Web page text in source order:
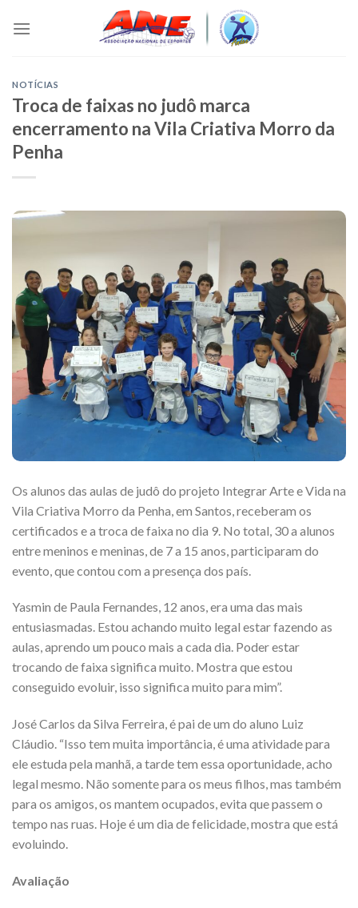
NOTÍCIAS
Troca de faixas no judô marca
encerramento na Vila Criativa Morro da
Penha
Os alunos das aulas de judô do projeto Integrar Arte e Vida na
Vila Criativa Morro da Penha, em Santos, receberam os
certificados e a troca de faixa no dia 9. No total, 30 a alunos
entre meninos e meninas, de 7 a 15 anos, participaram do
evento, que contou com a presença dos país.
Yasmin de Paula Fernandes, 12 anos, era uma das mais
entusiasmadas. Estou achando muito legal estar fazendo as
aulas, aprendo um pouco mais a cada dia. Poder estar
trocando de faixa significa muito. Mostra que estou
conseguido evoluir, isso significa muito para mim”.
José Carlos da Silva Ferreira, é pai de um do aluno Luiz
Cláudio. “Isso tem muita importância, é uma atividade para
ele estuda pela manhã, a tarde tem essa oportunidade, acho
legal mesmo. Não somente para os meus filhos, mas também
para os amigos, os mantem ocupados, evita que passem o
tempo nas ruas. Hoje é um dia de felicidade, mostra que está
evoluindo.
Avaliação